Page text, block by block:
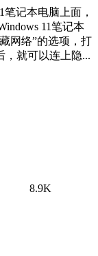
记本电脑上面，
11笔记本
网络”的选项，打
，就可以连上隐...
8.9K